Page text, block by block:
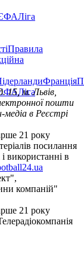
Ліга
Правила
Франція
Ліга
15, м. Львів,
пошти
в Реєстрі
21 року
посилання
використанні в
компаній"
21 року